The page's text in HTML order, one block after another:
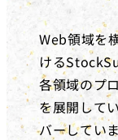
Web領域を
ける
各領域のプ
を展開して
バーしてい